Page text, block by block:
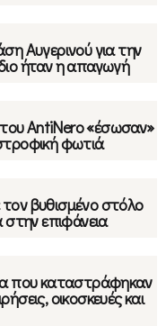
Αυγερινού για την
ήταν η απαγωγή
του AntiNero «έσωσαν»
φωτιά
βυθισμένο στόλο
στην επιφάνεια
που καταστράφηκαν
οικοσκευές και